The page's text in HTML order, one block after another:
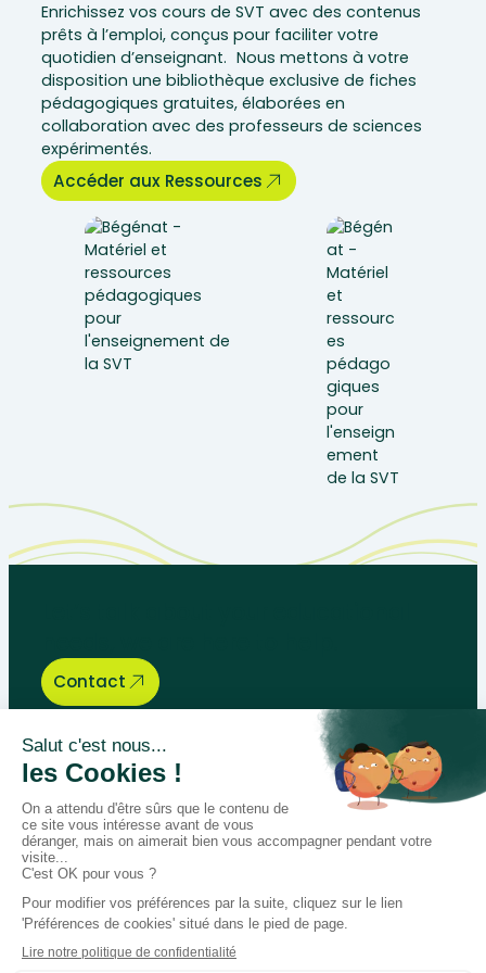
Enrichissez vos cours de SVT avec des contenus
prêts à l’emploi, conçus pour faciliter votre
quotidien d’enseignant. Nous mettons à votre
disposition une bibliothèque exclusive de fiches
pédagogiques gratuites, élaborées en
collaboration avec des professeurs de sciences
expérimentés.
Accéder aux Ressources
Contact
Bégénat
Level of education
News
Return policy
100% secure payment
Follow us on social media